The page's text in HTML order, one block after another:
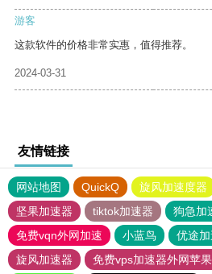
游客
这款软件的价格非常实惠，值得推荐。
2024-03-31
友情链接
网站地图 QuickQ 旋风加速度器
坚果加速器
tiktok加速器
狗急加
免费vqn外网加速
小蓝鸟 优途
旋风加速器
免费vps加速器外网苹